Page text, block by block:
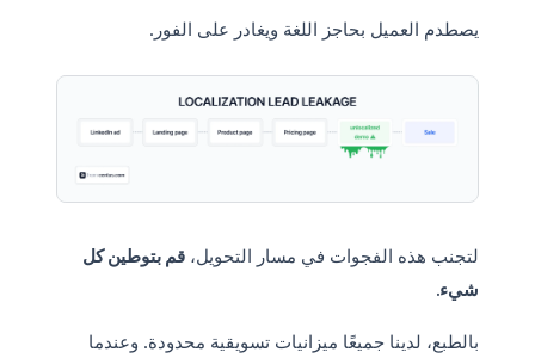
يصطدم العميل بحاجز اللغة ويغادر على الفور.
لتجنب هذه الفجوات في مسار التحويل، قم بتوطين كل
شيء.
بالطبع، لدينا جميعًا ميزانيات تسويقية محدودة. وعندما